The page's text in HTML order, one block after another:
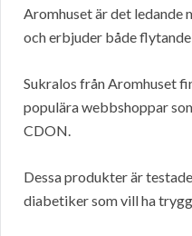
Aromhuset är det ledande
och erbjuder både
Sukralos från Aromhuset
populära webbshoppar
CDON.
Dessa produkter är
diabetiker som vill ha